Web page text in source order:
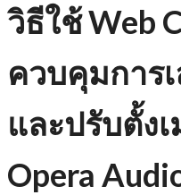
วิธีใช้ Web
ควบคุมการ
และปรับตั้ง
Opera